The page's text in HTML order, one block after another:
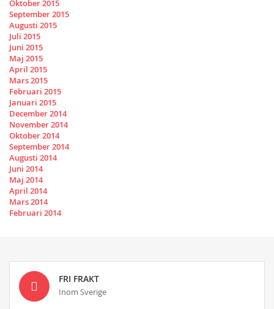
Oktober 2015
September 2015
Augusti 2015
Juli 2015
Juni 2015
Maj 2015
April 2015
Mars 2015
Februari 2015
Januari 2015
December 2014
November 2014
Oktober 2014
September 2014
Augusti 2014
Juni 2014
Maj 2014
April 2014
Mars 2014
Februari 2014
FRI FRAKT
Inom Sverige